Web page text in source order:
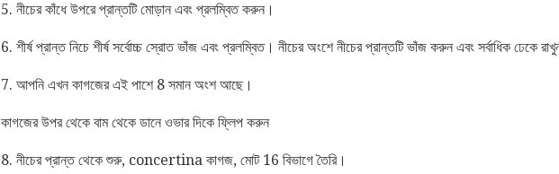
5. নীচের কাঁধে উপরে প্রান্তটি মোড়ান এবং প্রলম্বিত করুন।
6. শীর্ষ প্রান্ত নিচে শীর্ষ সর্বোচ্চ স্রোত ভাঁজ এবং প্রলম্বিত। নীচের অংশে নীচের প্রান্তটি ভাঁজ করুন এবং সর্বাধিক ঢেকে
7. আপনি এখন কাগজের এই পাশে 8 সমান অংশ আছে।
কাগজের উপর থেকে বাম থেকে ডানে ওভার দিকে ফ্লিপ করুন
8. নীচের প্রান্ত থেকে শুরু, concertina কাগজ, মোট 16 বিভাগে তৈরি।